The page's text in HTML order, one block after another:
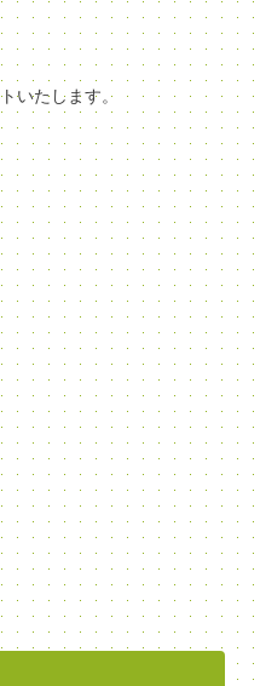
いたします。